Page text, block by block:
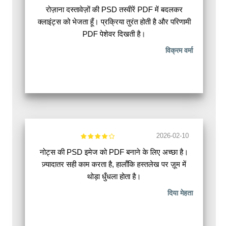
रोज़ाना दस्तावेज़ों की PSD तस्वीरें PDF में बदलकर
क्लाइंट्स को भेजता हूँ। प्रक्रिया तुरंत होती है और परिणामी
PDF पेशेवर दिखती है।
विक्रम वर्मा
2026-02-10
नोट्स की PSD इमेज को PDF बनाने के लिए अच्छा है।
ज़्यादातर सही काम करता है, हालाँकि हस्तलेख पर ज़ूम में
थोड़ा धुँधला होता है।
दिया मेहता